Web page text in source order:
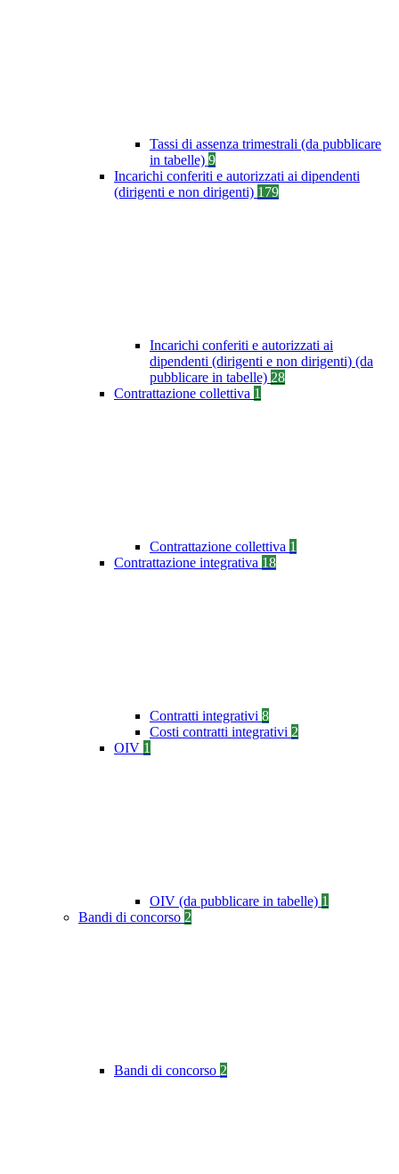
Tassi di assenza trimestrali (da pubblicare
in tabelle) 9
Incarichi conferiti e autorizzati ai dipendenti
(dirigenti e non dirigenti) 179
Incarichi conferiti e autorizzati ai
dipendenti (dirigenti e non dirigenti) (da
pubblicare in tabelle) 28
Contrattazione collettiva 1
Contrattazione collettiva 1
Contrattazione integrativa 18
Contratti integrativi 8
Costi contratti integrativi 2
OIV 1
OIV (da pubblicare in tabelle) 1
Bandi di concorso 2
Bandi di concorso 2